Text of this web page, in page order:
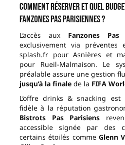
Comment réserver et quel
Fanzones Pas Parisiennes ?
L’accès aux Fanzones Pas
exclusivement via
splash.fr pour Asnières et
pour Rueil-Malmaison. Le
préalable assure une gestion
jusqu’à la finale de la FIFA
L’offre drinks & snacking est
fidèle à la réputation
Bistrots Pas Parisiens
accessible signée par des
certains étoilés comme Glenn